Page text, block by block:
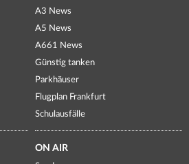
A3 News
A5 News
A661 News
Günstig tanken
Parkhäuser
Flugplan Frankfurt
Schulausfälle
ON AIR